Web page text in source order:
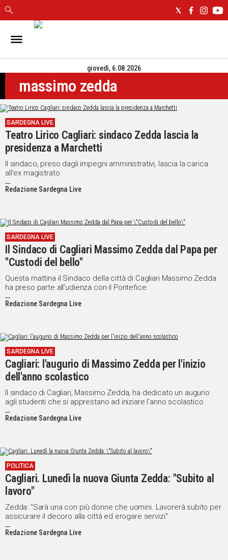
IN
CAGLIARI
SASSARI
NUORO
ORISTANO
SULCIS
GALLURA
OGLIASTRA
MEDIO
CAMPIDANO
POLITICA
IN
ITALIA
NEL
MONDO
SPORT
EVENTI
VIDEO
Social
giovedì, 6.08.2026
massimo zedda
SARDEGNA LIVE
Teatro Lirico Cagliari: sindaco Zedda lascia la
presidenza a Marchetti
Il sindaco, preso dagli impegni amministrativi, lascia la carica
all'ex magistrato
Redazione Sardegna Live
SARDEGNA LIVE
Il Sindaco di Cagliari Massimo Zedda dal Papa per
"Custodi del bello"
Questa mattina il Sindaco della città di Cagliari Massimo Zedda
ha preso parte all'udienza con il Pontefice
Redazione Sardegna Live
SARDEGNA LIVE
Cagliari: l'augurio di Massimo Zedda per l'inizio
dell'anno scolastico
Il sindaco di Cagliari, Massimo Zedda, ha dedicato un augurio
agli studenti che si apprestano ad iniziare l'anno scolastico
Redazione Sardegna Live
POLITICA
Cagliari. Lunedì la nuova Giunta Zedda: "Subito al
lavoro"
Zedda: "Sarà una con più donne che uomini. Lavorerà subito per
assicurare il decoro alla città ed erogare servizi"
Redazione Sardegna Live